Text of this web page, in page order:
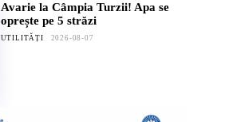
Avarie la Câmpia Turzii! Apa se
oprește pe 5 străzi
UTILITĂȚI 2026-08-07